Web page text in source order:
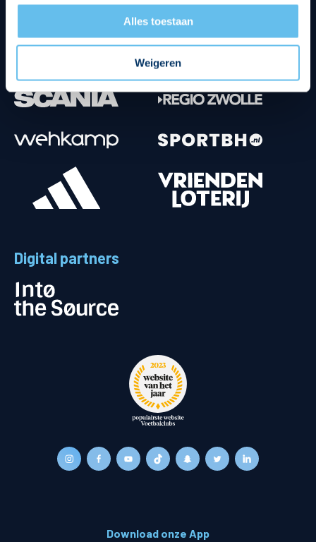
Alles toestaan
Weigeren
Digital partners
Download onze App